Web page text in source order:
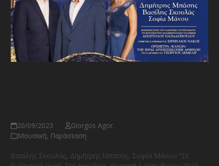
20/09/2023
Giorgos Agor.
Μουσική, Παράσταση
Βασίλης Σκουλάς, Δημήτρης Μπάσης, Σοφία Μάνου “Σε